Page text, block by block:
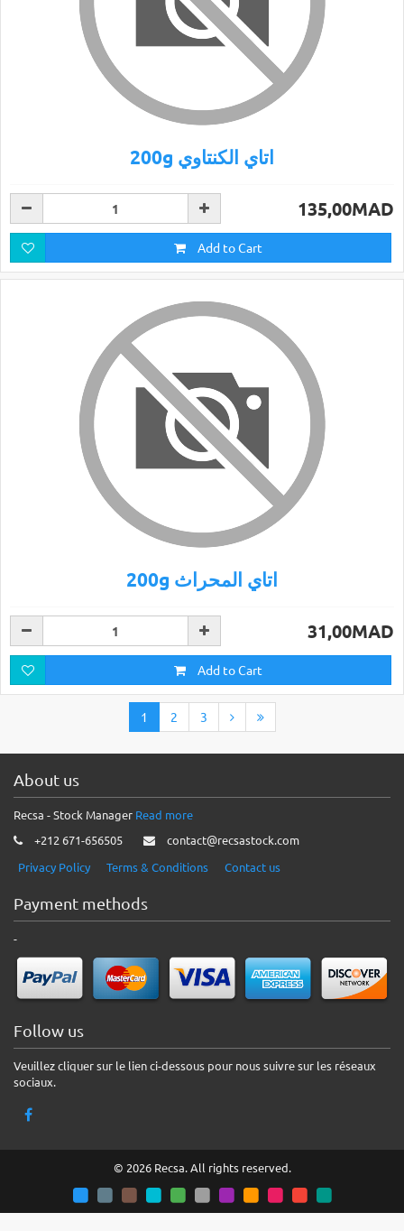
200g اتاي الكنتاوي
135,00MAD
Add to Cart
200g اتاي المحراث
31,00MAD
Add to Cart
1 2 3
About us
Recsa - Stock Manager Read more
+212 671-656505
contact@recsastock.com
Privacy Policy
Terms & Conditions Contact us
Payment methods
-
Follow us
Veuillez cliquer sur le lien ci-dessous pour nous suivre sur les réseaux
sociaux.
© 2026 Recsa. All rights reserved.